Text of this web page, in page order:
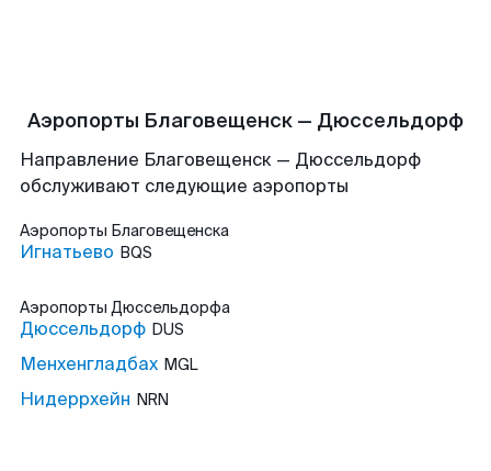
Аэропорты Благовещенск — Дюссельдорф
Направление Благовещенск — Дюссельдорф
обслуживают следующие аэропорты
Аэропорты Благовещенска
Игнатьево BQS
Аэропорты Дюссельдорфа
Дюссельдорф DUS
Менхенгладбах MGL
Нидеррхейн NRN